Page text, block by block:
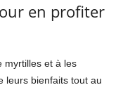
en profiter
myrtilles et à les
leurs bienfaits tout au